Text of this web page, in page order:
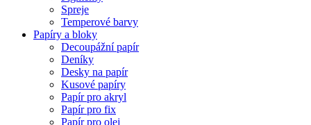
Spreje
Temperové barvy
Papíry a bloky
Decoupážní papír
Deníky
Desky na papír
Kusové papíry
Papír pro akryl
Papír pro fix
Papír pro olej